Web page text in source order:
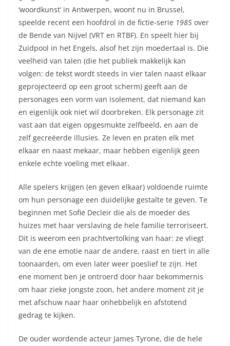
‘woordkunst’ in Antwerpen, woont nu in Brussel,
speelde recent een hoofdrol in de fictie-serie 1985 over
de Bende van Nijvel (VRT en RTBF). En speelt hier bij
Zuidpool in het Engels, alsof het zijn moedertaal is. Die
veelheid van talen (die het publiek makkelijk kan
volgen: de tekst wordt steeds in vier talen naast elkaar
geprojecteerd op een groot scherm) geeft aan de
personages een vorm van isolement, dat niemand kan
en eigenlijk ook niet wil doorbreken. Elk personage zit
vast aan dat eigen opgesmukte zelfbeeld, en aan de
zelf gecreëerde illusies. Ze leven en praten elk met
elkaar en naast mekaar, maar hebben eigenlijk geen
enkele echte voeling met elkaar.
Alle spelers krijgen (en geven elkaar) voldoende ruimte
om hun personage een duidelijke gestalte te geven. Te
beginnen met Sofie Decleir die als de moeder des
huizes met haar verslaving de hele familie terroriseert.
Dit is weerom een prachtvertolking van haar: ze vliegt
van de ene emotie naar de andere, raast en tiert in alle
toonaarden, om even later weer poeslief te zijn. Het
ene moment ben je ontroerd door haar bekommernis
om haar zieke jongste zoon, het andere moment zit je
met afschuw naar haar onhebbelijk en afstotend
gedrag te kijken.
De ouder wordende acteur James Tyrone, die de hele